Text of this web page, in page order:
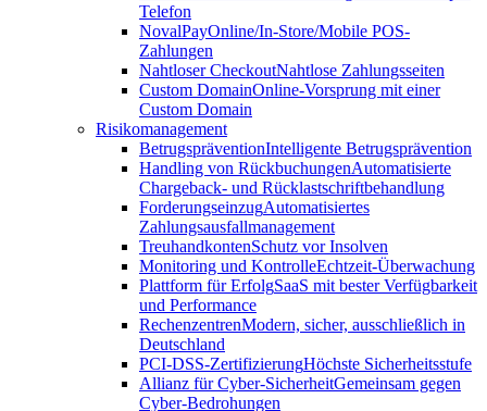
Telefon
NovalPayOnline/In-Store/Mobile POS-
Zahlungen
Nahtloser CheckoutNahtlose Zahlungsseiten
Custom DomainOnline-Vorsprung mit einer
Custom Domain
Risikomanagement
BetrugspräventionIntelligente Betrugsprävention
Handling von RückbuchungenAutomatisierte
Chargeback- und Rücklastschriftbehandlung
ForderungseinzugAutomatisiertes
Zahlungsausfallmanagement
TreuhandkontenSchutz vor Insolven
Monitoring und KontrolleEchtzeit-Überwachung
Plattform für ErfolgSaaS mit bester Verfügbarkeit
und Performance
RechenzentrenModern, sicher, ausschließlich in
Deutschland
PCI-DSS-ZertifizierungHöchste Sicherheitsstufe
Allianz für Cyber-SicherheitGemeinsam gegen
Cyber-Bedrohungen